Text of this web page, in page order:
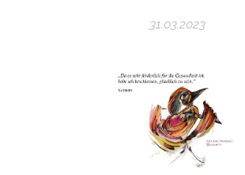
31.03.2023